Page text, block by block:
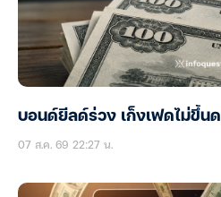
บอนด์ยีลด์ร่วง เก็งเฟดไม่ขึ้น
07 ส.ค. 69 22:27 น.